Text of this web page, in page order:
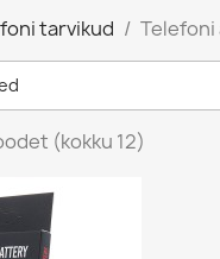
tarvikud Telefoni
€
(kokku 12)